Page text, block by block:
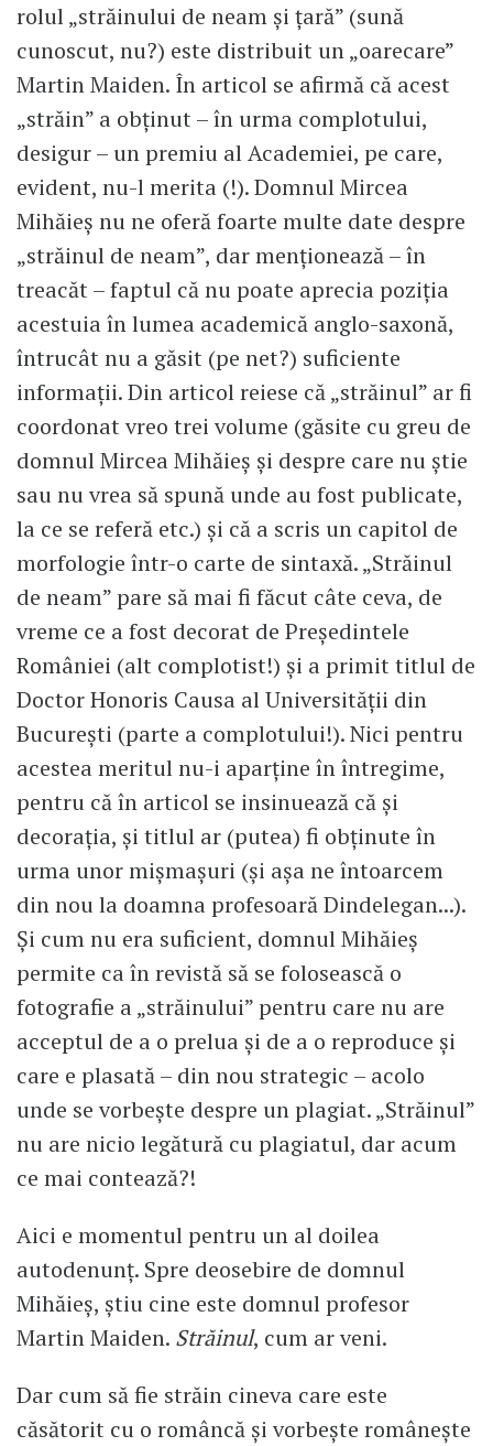
rolul „străinului de neam și țară” (sună
cunoscut, nu?) este distribuit un „oarecare”
Martin Maiden. În articol se afirmă că acest
„străin” a obținut – în urma complotului,
desigur – un premiu al Academiei, pe care,
evident, nu-l merita (!). Domnul Mircea
Mihăieș nu ne oferă foarte multe date despre
„străinul de neam”, dar menționează – în
treacăt – faptul că nu poate aprecia poziția
acestuia în lumea academică anglo-saxonă,
întrucât nu a găsit (pe net?) suficiente
informații. Din articol reiese că „străinul” ar fi
coordonat vreo trei volume (găsite cu greu de
domnul Mircea Mihăieș și despre care nu știe
sau nu vrea să spună unde au fost publicate,
la ce se referă etc.) și că a scris un capitol de
morfologie într-o carte de sintaxă. „Străinul
de neam” pare să mai fi făcut câte ceva, de
vreme ce a fost decorat de Președintele
României (alt complotist!) și a primit titlul de
Doctor Honoris Causa al Universității din
București (parte a complotului!). Nici pentru
acestea meritul nu-i aparține în întregime,
pentru că în articol se insinuează că și
decorația, și titlul ar (putea) fi obținute în
urma unor mișmașuri (și așa ne întoarcem
din nou la doamna profesoară Dindelegan...).
Și cum nu era suficient, domnul Mihăieș
permite ca în revistă să se folosească o
fotografie a „străinului” pentru care nu are
acceptul de a o prelua și de a o reproduce și
care e plasată – din nou strategic – acolo
unde se vorbește despre un plagiat. „Străinul”
nu are nicio legătură cu plagiatul, dar acum
ce mai contează?!
Aici e momentul pentru un al doilea
autodenunț. Spre deosebire de domnul
Mihăieș, știu cine este domnul profesor
Martin Maiden. Străinul, cum ar veni.
Dar cum să fie străin cineva care este
căsătorit cu o româncă și vorbește românește